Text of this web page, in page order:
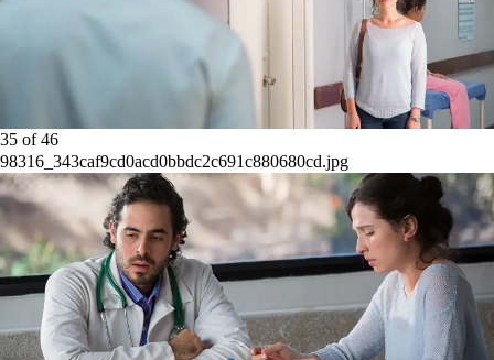
35 of46
98316_343caf9cd0acd0bbdc2c691c880680cd.jpg